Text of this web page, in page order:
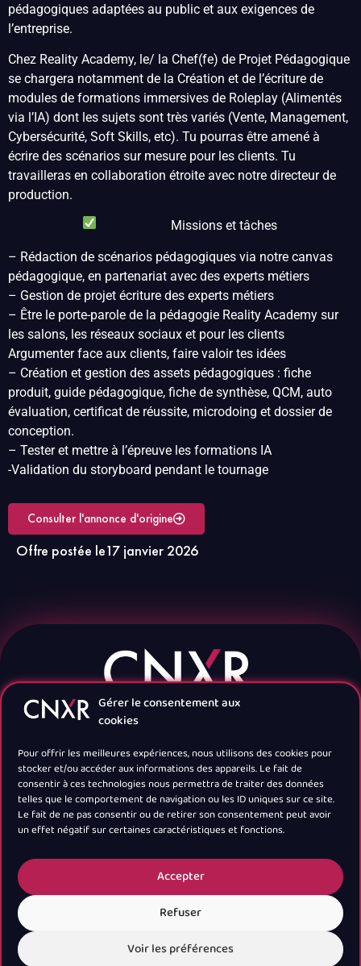
Gérer le consentement aux
cookies
Pour offrir les meilleures expériences, nous utilisons des cookies pour
stocker et/ou accéder aux informations des appareils. Le fait de
consentir à ces technologies nous permettra de traiter des données
telles que le comportement de navigation ou les ID uniques sur ce site.
Le fait de ne pas consentir ou de retirer son consentement peut avoir
un effet négatif sur certaines caractéristiques et fonctions.
Accepter
Refuser
Voir les préférences
pédagogiques adaptées au public et aux exigences de
l’entreprise.
Chez Reality Academy, le/ la Chef(fe) de Projet Pédagogique
se chargera notamment de la Création et de l’écriture de
modules de formations immersives de Roleplay (Alimentés
via l’IA) dont les sujets sont très variés (Vente, Management,
Cybersécurité, Soft Skills, etc). Tu pourras être amené à
écrire des scénarios sur mesure pour les clients. Tu
travailleras en collaboration étroite avec notre directeur de
production.
Missions et tâches
– Rédaction de scénarios pédagogiques via notre canvas
pédagogique, en partenariat avec des experts métiers
– Gestion de projet écriture des experts métiers
– Être le porte-parole de la pédagogie Reality Academy sur
les salons, les réseaux sociaux et pour les clients
Argumenter face aux clients, faire valoir tes idées
– Création et gestion des assets pédagogiques : fiche
produit, guide pédagogique, fiche de synthèse, QCM, auto
évaluation, certificat de réussite, microdoing et dossier de
conception.
– Tester et mettre à l’épreuve les formations IA
-Validation du storyboard pendant le tournage
Consulter l'annonce d'origine
Offre postée le17 janvier 2026
Navigation
Newsletter